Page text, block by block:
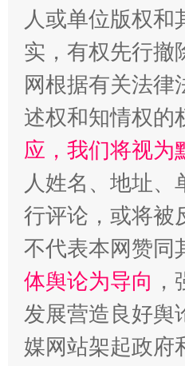
漫山遍野的桃花与雪山、麦
人或单位版权和
实，有权先行撤
网根据有关法
述权和知情权的
应，我们将视为
人姓名、地址
行评论，或将被
不代表本网赞同
体舆论为导向
发展营造良好舆
媒网站架起政府